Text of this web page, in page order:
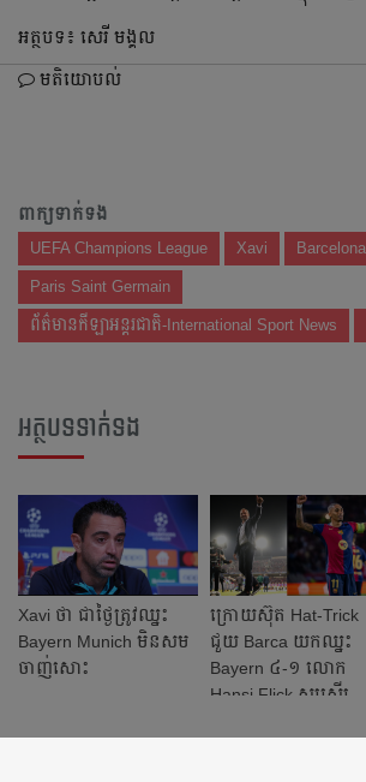
អត្ថបទ៖ សេរី មង្គល
មតិយោបល់
ពាក្យទាក់ទង
UEFA Champions League Xavi Barcelona
Paris Saint Germain
ព័ត៌មានកីឡាអន្តរជាតិ-International Sport News
អត្ថបទទាក់ទង
Xavi ថា ជា​ថ្ងៃ​ត្រូវ​ឈ្នះ
Bayern Munich មិន​សម​
ចាញ់​សោះ
ក្រោយ​ស៊ុត​ Hat-Trick ​
ជួយ​ Barca យក​ឈ្នះ
Bayern ៤-១​ លោក
Hansi Flick សរសើរ​